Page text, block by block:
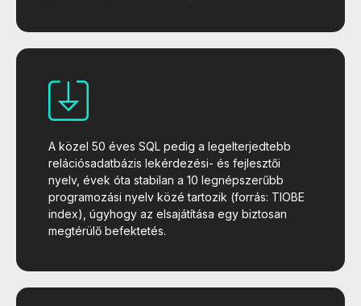
A közel 50 éves SQL pedig a legelterjedtebb
relációsadatbázis lekérdezési- és fejlesztői
nyelv, évek óta stabilan a 10 legnépszerűbb
programozási nyelv közé tartozik (forrás: TIOBE
index), úgyhogy az elsajátítása egy biztosan
megtérülő befektetés.